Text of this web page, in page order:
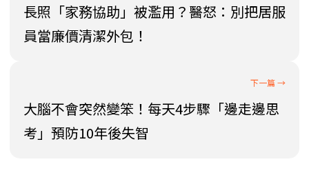
長照「家務協助」被濫用？醫怒：別把居服
員當廉價清潔外包！
大腦不會突然變笨！每天4步驟「邊走邊思
考」預防10年後失智